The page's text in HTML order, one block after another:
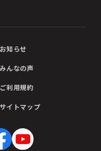
お知らせ
みんなの声
ご利用規約
サイトマップ